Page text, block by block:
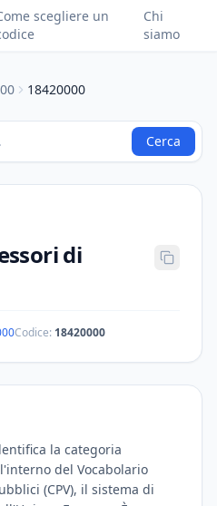
scegliere un
Chi
siamo
18420000
Cerca
di
Codice: 18420000
la categoria
del Vocabolario
(CPV), il sistema di